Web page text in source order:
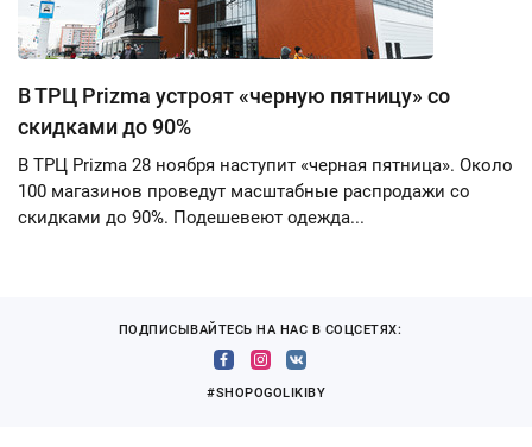
В ТРЦ Prizma устроят «черную пятницу» со
скидками до 90%
В ТРЦ Prizma 28 ноября наступит «черная пятница». Около
100 магазинов проведут масштабные распродажи со
скидками до 90%. Подешевеют одежда...
ПОДПИСЫВАЙТЕСЬ НА НАС В СОЦСЕТЯХ:
#SHOPOGOLIKIBY